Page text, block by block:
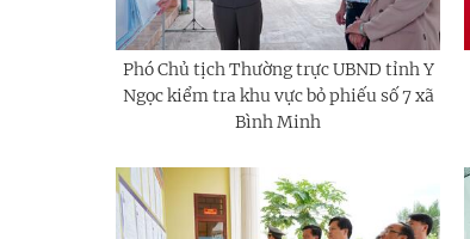
Phó Chủ tịch Thường trực UBND tỉnh Y
Ngọc kiểm tra khu vực bỏ phiếu số 7 xã
Bình Minh